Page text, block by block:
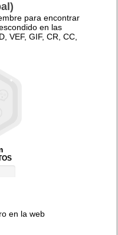
para encontrar
en las
VEF, GIF, CR, CC,
en la web